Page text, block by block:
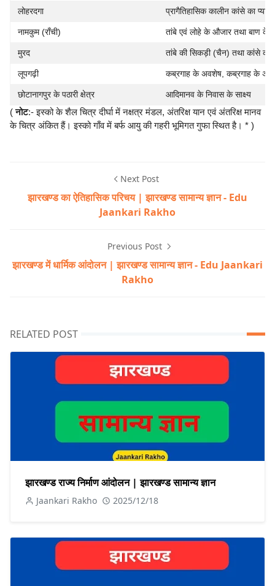
लोहरदगा प्रागैतिहासिक कालीन कांसे का प्याला
नामकुम (राँची) तांबे एवं लोहे के औजार तथा बाण के
मुरद तांबे की सिकड़ी (चैन) तथा कांसे की
लूपगढ़ी कब्रगाह के अवशेष, कब्रगाह के
छोटानागपुर के पठारी क्षेत्र आदिमानव के निवास के साक्ष्य
(नोट:- इस्को के शैल चित्र दीर्घा में नक्षत्र मंडल, अंतरिक्ष यान एवं अंतरिक्ष मानव
के चित्र अंकित हैं। इस्को गाँव में बर्फ आयु की गहरी भूमिगत गुफा स्थित है। * )
Next Post
झारखण्ड का ऐतिहासिक परिचय | झारखण्ड सामान्य ज्ञान - Edu
Jaankari Rakho
Previous Post
झारखण्ड में धार्मिक आंदोलन | झारखण्ड सामान्य ज्ञान - Edu Jaankari
Rakho
RELATED POST
झारखण्ड राज्य निर्माण आंदोलन | झारखण्ड सामान्य ज्ञान
Jaankari Rakho 2025/12/18